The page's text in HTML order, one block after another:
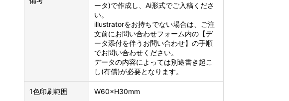
ータ)で作成し、Ai形式でご入稿くださ
い。
illustratorをお持ちでない場合は、ご注
文前にお問い合わせフォーム内の【デ
ータ添付を伴うお問い合わせ】の手順
でお問い合わせください。
データの内容によっては別途書き起こ
し(有償)が必要となります。
1色印刷範囲 W60×H30mm